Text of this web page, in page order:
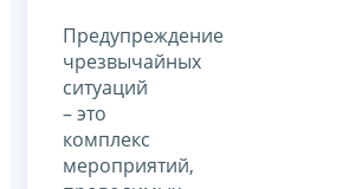
Предупреждение
чрезвычайных
ситуаций
– это
комплекс
мероприятий,